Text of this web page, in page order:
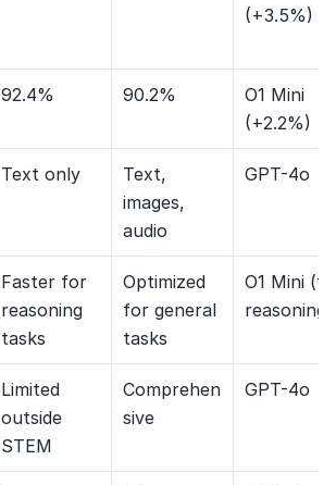
(+3.5%)
92.4% 90.2%
O1 Mini
(+2.2%)
Text only
Text,
images,
audio
GPT-4o
Faster for
reasoning
tasks
Optimized
for general
tasks
O1 Mini
reasoning)
Limited
outside
STEM
Comprehen
sive
GPT-4o